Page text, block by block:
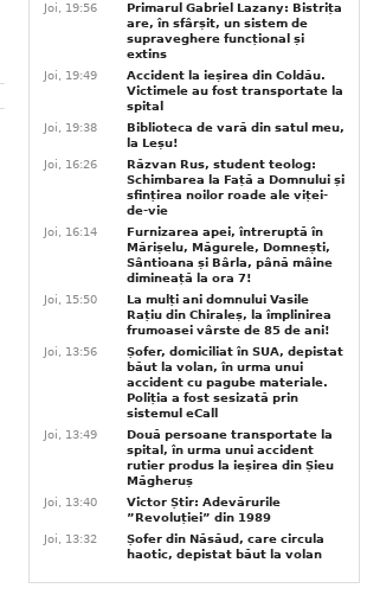
Joi, 19:56
Primarul Gabriel Lazany: Bistrița
are, în sfârșit, un sistem de
supraveghere funcțional și
extins
Joi, 19:49
Accident la ieșirea din Coldău.
Victimele au fost transportate la
spital
Joi, 19:38
Biblioteca de vară din satul meu,
la Leșu!
Joi, 16:26
Răzvan Rus, student teolog:
Schimbarea la Față a Domnului și
sfințirea noilor roade ale viței-
de-vie
Joi, 16:14
Furnizarea apei, întreruptă în
Mărișelu, Măgurele, Domnești,
Sântioana și Bârla, până mâine
dimineață la ora 7!
Joi, 15:50
La mulți ani domnului Vasile
Rațiu din Chiraleș, la împlinirea
frumoasei vârste de 85 de ani!
Joi, 13:56
Șofer, domiciliat în SUA, depistat
băut la volan, în urma unui
accident cu pagube materiale.
Poliția a fost sesizată prin
sistemul eCall
Joi, 13:49
Două persoane transportate la
spital, în urma unui accident
rutier produs la ieșirea din Șieu
Măgheruș
Joi, 13:40
Victor Știr: Adevărurile
”Revoluției” din 1989
Joi, 13:32
Șofer din Năsăud, care circula
haotic, depistat băut la volan